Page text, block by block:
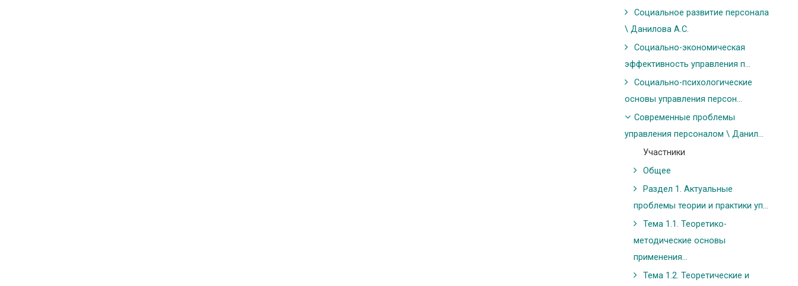
Социальное развитие персонала
\ Данилова А.С.
Социально-экономическая
эффективность управления п...
Социально-психологические
основы управления персон...
Современные проблемы
управления персоналом \ Данил...
Участники
Общее
Раздел 1. Актуальные
проблемы теории и практики уп...
Тема 1.1. Теоретико-
методические основы
применения...
Тема 1.2. Теоретические и